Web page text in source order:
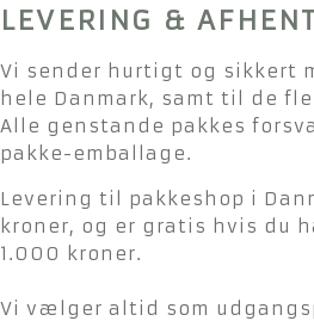
LEVERING &
Vi sender hurtigt og sikkert
hele Danmark, samt til de
Alle genstande pakkes
pakke-emballage.
Levering til pakkeshop i
kroner, og er gratis hvis du
1.000 kroner.
Vi vælger altid som